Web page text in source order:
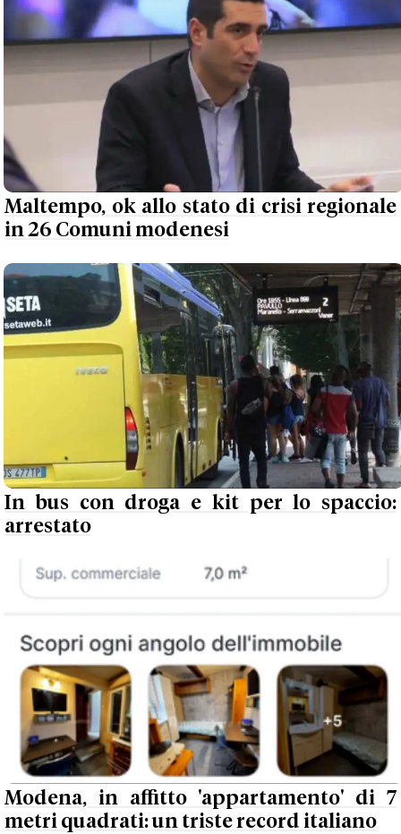
Maltempo, ok allo stato di crisi regionale
in 26 Comuni modenesi
In bus con droga e kit per lo spaccio:
arrestato
Modena, in affitto 'appartamento' di 7
metri quadrati: un triste record italiano